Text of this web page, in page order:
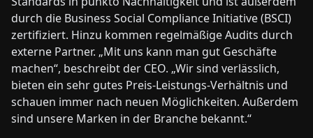
durch die Business Social Compliance Initiative (BSCI)
zertifiziert. Hinzu kommen regelmäßige Audits durch
externe Partner. „Mit uns kann man gut Geschäfte
machen“, beschreibt der CEO. „Wir sind verlässlich,
bieten ein sehr gutes Preis-Leistungs-Verhältnis und
schauen immer nach neuen Möglichkeiten. Außerdem
sind unsere Marken in der Branche bekannt.“